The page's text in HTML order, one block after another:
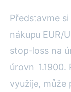
Představme
nákupu EUR/
stop-loss na
úrovni
využije, může